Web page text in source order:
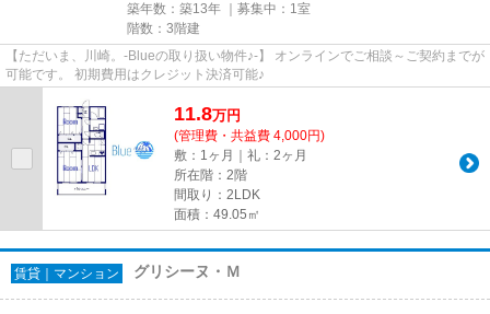
築年数：築13年 ｜募集中： 1室
階数：3階建
【ただいま、川崎。-Blueの取り扱い物件♪-】 オンラインでご相談～ご契約までが
可能です。 初期費用はクレジット決済可能♪
11.8万円
(管理費・共益費 4,000円)
敷：1ヶ月｜礼：2ヶ月
所在階：2階
間取り：2LDK
面積：49.05㎡
賃貸｜マンション グリシーヌ・Ｍ